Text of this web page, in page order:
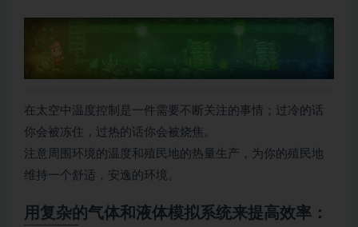
在太空中温度控制是一件需要不断关注的事情；过冷的话
你会被冻住，过热的话你会被烧焦。
注意周围环境的温度和殖民地的热量生产，为你的殖民地
维持一个舒适，安逸的环境。
用复杂的气体和液体模拟系统来提高效率：